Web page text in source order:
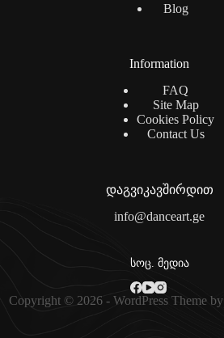
Blog
Information
FAQ
Site Map
Cookies Policy
Contact Us
დაგვიკავშირდით
info@danceart.ge
სოც. მედია
Copyright © 2026 - WordPress Theme by